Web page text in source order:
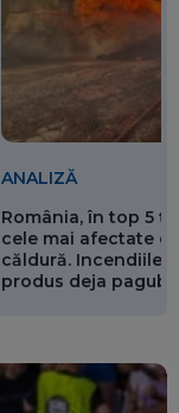
ANALIZĂ
România, în top 5
cele mai afectate
căldură. Incendiile
produs deja